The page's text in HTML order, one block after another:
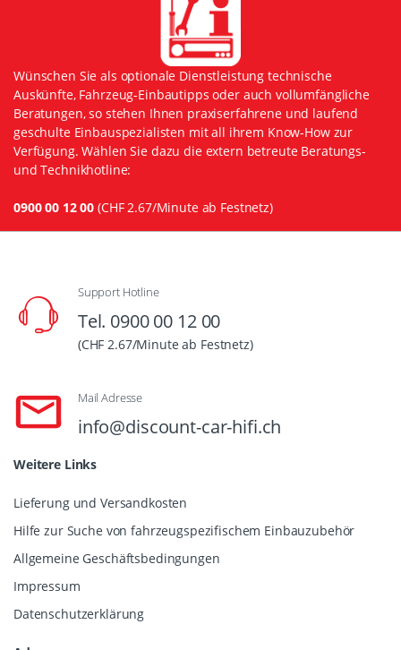
Wünschen Sie als optionale Dienstleistung technische
Auskünfte, Fahrzeug-Einbautipps oder auch vollumfängliche
Beratungen, so stehen Ihnen praxiserfahrene und laufend
geschulte Einbauspezialisten mit all ihrem Know-How zur
Verfügung. Wählen Sie dazu die extern betreute Beratungs-
und Technikhotline:
0900 00 12 00 (CHF 2.67/Minute ab Festnetz)
Support Hotline
Tel. 0900 00 12 00
(CHF 2.67/Minute ab Festnetz)
Mail Adresse
info@discount-car-hifi.ch
Weitere Links
Lieferung und Versandkosten
Hilfe zur Suche von fahrzeugspezifischem Einbauzubehör
Allgemeine Geschäftsbedingungen
Impressum
Datenschutzerklärung